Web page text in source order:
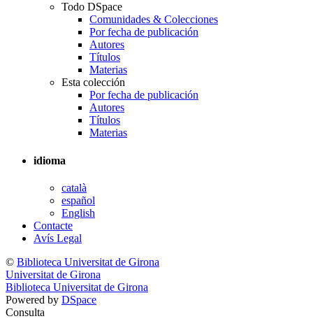
Todo DSpace
Comunidades & Colecciones
Por fecha de publicación
Autores
Títulos
Materias
Esta colección
Por fecha de publicación
Autores
Títulos
Materias
idioma
català
español
English
Contacte
Avís Legal
© Biblioteca Universitat de Girona
Universitat de Girona
Biblioteca Universitat de Girona
Powered by DSpace
Consulta